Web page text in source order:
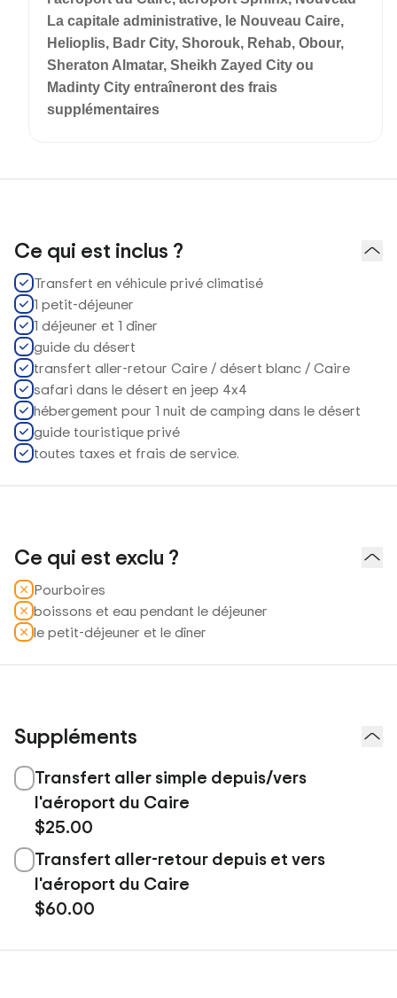
La capitale administrative, le Nouveau Caire,
Helioplis, Badr City, Shorouk, Rehab, Obour,
Sheraton Almatar, Sheikh Zayed City ou
Madinty City entraîneront des frais
supplémentaires
Ce qui est inclus ?
Transfert en véhicule privé climatisé
1 petit-déjeuner
1 déjeuner et 1 dîner
guide du désert
transfert aller-retour Caire / désert blanc / Caire
safari dans le désert en jeep 4x4
hébergement pour 1 nuit de camping dans le désert
guide touristique privé
toutes taxes et frais de service.
Ce qui est exclu ?
Pourboires
boissons et eau pendant le déjeuner
le petit-déjeuner et le dîner
Suppléments
Transfert aller simple depuis/vers
l'aéroport du Caire
$25.00
Transfert aller-retour depuis et vers
l'aéroport du Caire
$60.00